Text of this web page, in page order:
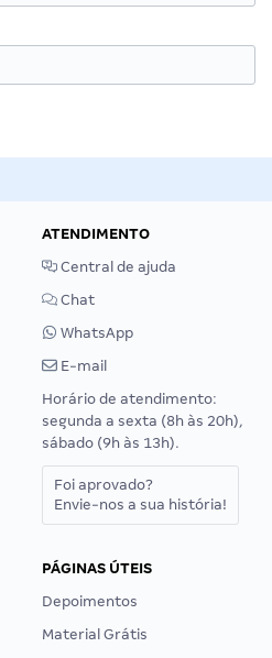
ATENDIMENTO
Central de ajuda
Chat
WhatsApp
E-mail
Horário de atendimento:
segunda a sexta (8h às 20h),
sábado (9h às 13h).
Foi aprovado?
Envie-nos a sua história!
PÁGINAS ÚTEIS
Depoimentos
Material Grátis